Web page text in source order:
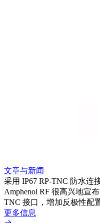
文章与新闻
采用 IP67 RP-TNC 防水连
Amphenol RF 很高兴地宣
TNC 接口，增加反极性配置
更多信息